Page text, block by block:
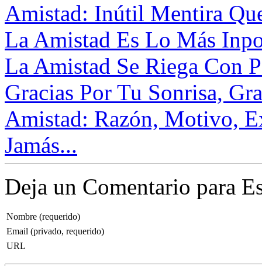
Amistad: Inútil Mentira
La Amistad Es Lo Más
La Amistad Se Riega Con
Gracias Por Tu Sonrisa,
Amistad: Razón, Motivo,
Jamás...
Deja un Comentario para
Nombre (requerido)
Email (privado, requerido)
URL